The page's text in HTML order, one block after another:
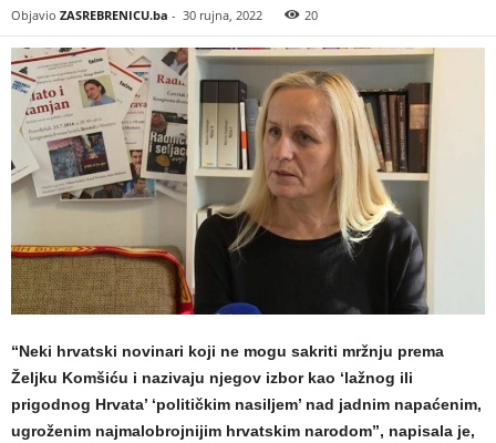
Objavio ZASREBRENICU.ba - 30 rujna, 2022 20
“Neki hrvatski novinari koji ne mogu sakriti mržnju prema
Željku Komšiću i nazivaju njegov izbor kao ‘lažnog ili
prigodnog Hrvata’ ‘političkim nasiljem’ nad jadnim napaćenim,
ugroženim najmalobrojnijim hrvatskim narodom”, napisala je,